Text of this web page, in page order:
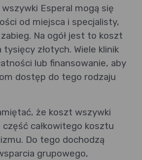
Esperal mogą się
od miejsca i specjalisty,
Na ogół jest to koszt
tysięcy złotych. Wiele klinik
lub finansowanie, aby
dostęp do tego rodzaju
że koszt wszywki
całkowitego kosztu
Do tego dochodzą
grupowego,